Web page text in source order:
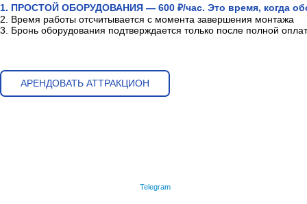
1. ПРОСТОЙ ОБОРУДОВАНИЯ — 600 ₽/час. Это время, когда
2. Время работы отсчитывается с момента завершения монтажа
3. Бронь оборудования подтверждается только после полной
АРЕНДОВАТЬ АТТРАКЦИОН
Telegram